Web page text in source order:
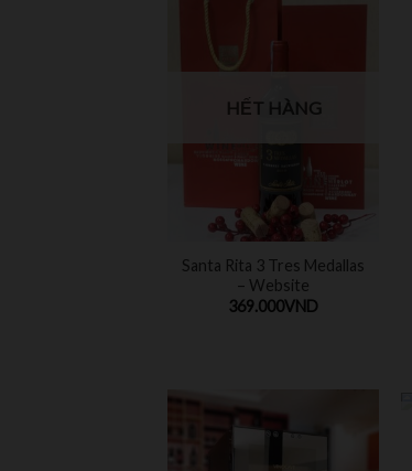
HẾT HÀNG
Santa Rita 3 Tres Medallas
– Website
369.000VND